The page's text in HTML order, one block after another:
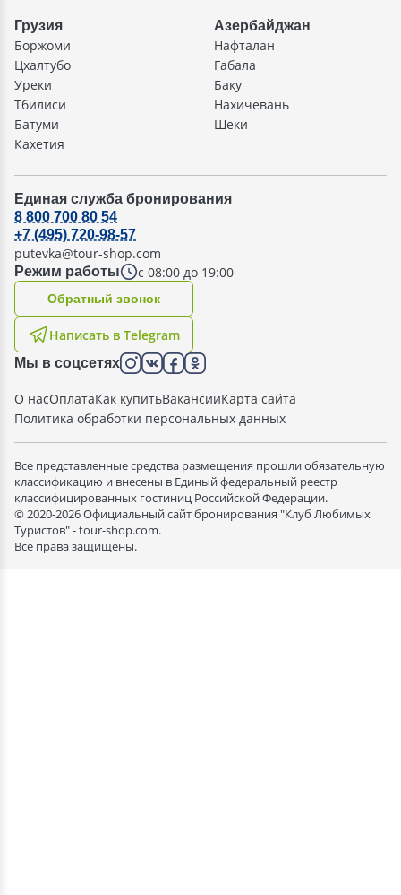
Грузия
Боржоми
Цхалтубо
Уреки
Тбилиси
Батуми
Кахетия
Азербайджан
Нафталан
Габала
Баку
Нахичевань
Шеки
Единая служба бронирования
Режим работы с 08:00 до 19:00
8 800 700 80 54
+7 (495) 720-98-57
putevka@tour-shop.com
Написать в Telegram
Oбратный звонок
Мы в соцсетях
О насОплатаКак купитьВакансииКарта сайта
Политика обработки персональных данных
Все представленные средства размещения прошли обязательную
классификацию и внесены в Единый федеральный реестр
классифицированных гостиниц Российской Федерации.
© 2020-2026 Официальный сайт бронирования "Клуб Любимых
Туристов" - tour-shop.com.
Все права защищены.